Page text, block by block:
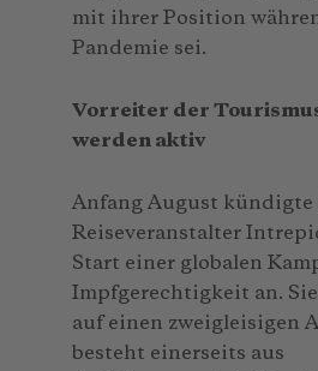
mit ihrer Position
Pandemie sei.
Vorreiter der
werden aktiv
Anfang August kündigte
Reiseveranstalter
Start einer globalen
Impfgerechtigkeit an.
auf einen zweigleisigen
besteht einerseits aus